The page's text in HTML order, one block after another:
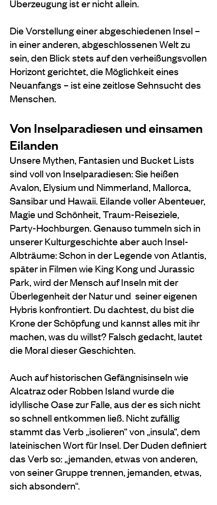
Überzeugung ist er nicht allein.
Die Vorstellung einer abgeschiedenen Insel –
in einer anderen, abgeschlossenen Welt zu
sein, den Blick stets auf den verheißungsvollen
Horizont gerichtet, die Möglichkeit eines
Neuanfangs – ist eine zeitlose Sehnsucht des
Menschen.
Von Inselparadiesen und einsamen
Eilanden
Unsere Mythen, Fantasien und Bucket Lists
sind voll von Inselparadiesen: Sie heißen
Avalon, Elysium und Nimmerland, Mallorca,
Sansibar und Hawaii. Eilande voller Abenteuer,
Magie und Schönheit, Traum-Reiseziele,
Party-Hochburgen. Genauso tummeln sich in
unserer Kulturgeschichte aber auch Insel-
Albträume: Schon in der Legende von Atlantis,
später in Filmen wie King Kong und Jurassic
Park, wird der Mensch auf Inseln mit der
Überlegenheit der Natur und seiner eigenen
Hybris konfrontiert. Du dachtest, du bist die
Krone der Schöpfung und kannst alles mit ihr
machen, was du willst? Falsch gedacht, lautet
die Moral dieser Geschichten.
Auch auf historischen Gefängnisinseln wie
Alcatraz oder Robben Island wurde die
idyllische Oase zur Falle, aus der es sich nicht
so schnell entkommen ließ. Nicht zufällig
stammt das Verb „isolieren“ von „insula“, dem
lateinischen Wort für Insel. Der Duden definiert
das Verb so: „jemanden, etwas von anderen,
von seiner Gruppe trennen, jemanden, etwas,
sich absondern“.